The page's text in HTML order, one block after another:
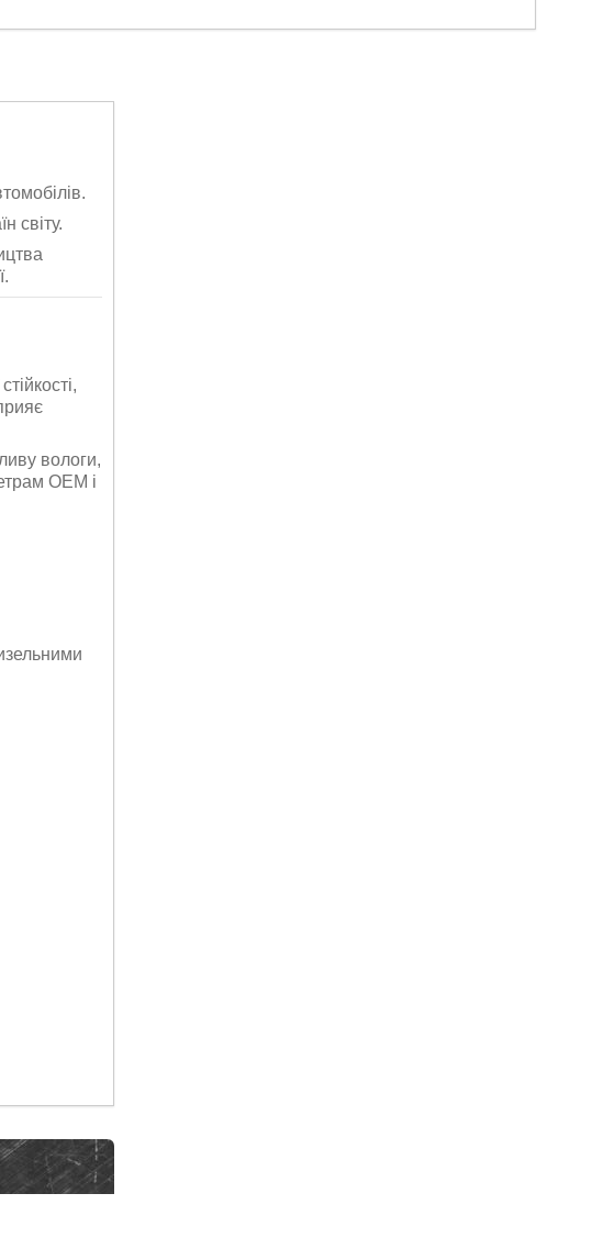
світу.
вологи,
OEM і